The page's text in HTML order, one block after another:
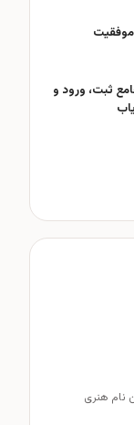
موفقیت
ثبت، ورود و
نام هنری